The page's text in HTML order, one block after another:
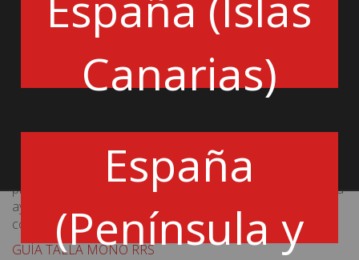
Canarias)
España
(Península y
combinan comodidad y seguridad. .
Gracias a las nuevas técnicas de montaje y al NOMEX®
hasta 2 veces más ligero que un traje básico FIA al tiempo
que garantiza una protección óptima contra el fuego.
piloto TOYOTA F1) íntegramente serigrafiado talla
Este traje de gama alta también ha sido diseñado para
proporcionar a los pilotos la mayor facilidad posible con la
ayuda de piezas preformadas y tejidos elásticos
colocados ergonómicamente.
GUÍA TALLA MONO RRS